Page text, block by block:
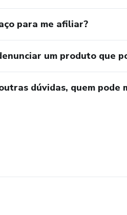
para me afiliar?
um produto que
dúvidas, quem pode